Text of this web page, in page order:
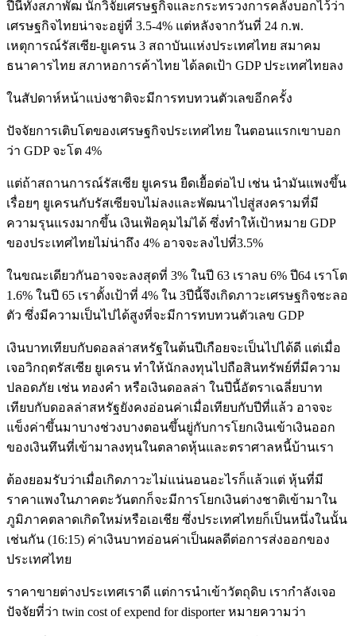
ปีนี้ทั้งสภาพัฒ นักวิจัยเศรษฐกิจและกระทรวงการคลังบอกไว้ว่า
เศรษฐกิจไทยน่าจะอยู่ที่ 3.5-4% แต่หลังจากวันที่ 24 ก.พ.
เหตุการณ์รัสเซีย-ยูเครน 3 สถาบันแห่งประเทศไทย สมาคม
ธนาคารไทย สภาหอการค้าไทย ได้ลดเป้า GDP ประเทศไทยลง
ในสัปดาห์หน้าแบ่งชาติจะมีการทบทวนตัวเลขอีกครั้ง
ปัจจัยการเติบโตของเศรษฐกิจประเทศไทย ในตอนแรกเขาบอก
ว่า GDP จะโต 4%
แต่ถ้าสถานการณ์รัสเซีย ยูเครน ยืดเยื้อต่อไป เช่น นำมันแพงขึ้น
เรื่อยๆ ยูเครนกับรัสเซียจบไม่ลงและพัฒนาไปสู่สงครามที่มี
ความรุนแรงมากขึ้น เงินเฟ้อคุมไม่ได้ ซึ่งทำให้เป้าหมาย GDP
ของประเทศไทยไม่น่าถึง 4% อาจจะลงไปที่3.5%
ในขณะเดียวกันอาจจะลงสุดที่ 3% ในปี 63 เราลบ 6% ปี64 เราโต
1.6% ในปี 65 เราตั้งเป้าที่ 4% ใน 3ปีนี้จึงเกิดภาวะเศรษฐกิจชะลอ
ตัว ซึ่งมีความเป็นไปได้สูงที่จะมีการทบทวนตัวเลข GDP
เงินบาทเทียบกับดอลล่าสหรัฐในต้นปีเกือยจะเป็นไปได้ดี แต่เมื่อ
เจอวิกฤตรัสเซีย ยูเครน ทำให้นักลงทุนไปถือสินทรัพย์ที่มีความ
ปลอดภัย เช่น ทองคำ หรือเงินดอลล่า ในปีนี้อัตราเฉลี่ยบาท
เทียบกับดอลล่าสหรัฐยังคงอ่อนค่าเมื่อเทียบกับปีที่แล้ว อาจจะ
แข็งค่าขึ้นมาบางช่วงบางตอนขึ้นยู่กับการโยกเงินเข้าเงินออก
ของเงินทึนที่เข้ามาลงทุนในตลาดหุ้นและตราศาลหนี้บ้านเรา
ต้องยอมรับว่าเมื่อเกิดภาวะไม่แน่นอนอะไรก็แล้วแต่ หุ้นที่มี
ราคาแพงในภาคตะวันตกก็จะมีการโยกเงินต่างชาติเข้ามาใน
ภูมิภาคตลาดเกิดใหม่หรือเอเชีย ซึ่งประเทศไทยก็เป็นหนึ่งในนั้น
เช่นกัน (16:15) ค่าเงินบาทอ่อนค่าเป็นผลดีต่อการส่งออกของ
ประเทศไทย
ราคาขายต่างประเทศเราดี แต่การนำเข้าวัตถุดิบ เรากำลังเจอ
ปัจจัยที่ว่า twin cost of expend for disporter หมายความว่า